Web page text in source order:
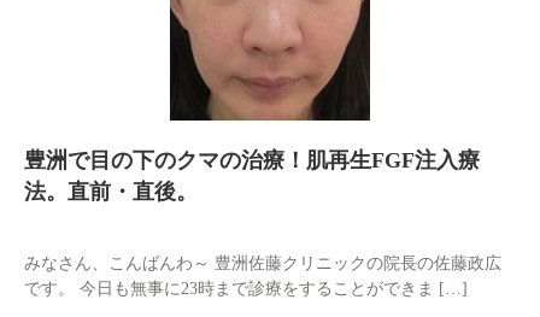
豊洲で目の下のクマの治療！肌再生FGF注入療
法。直前・直後。
みなさん、こんばんわ～ 豊洲佐藤クリニックの院長の佐藤政広
です。 今日も無事に23時まで診療をすることができま […]